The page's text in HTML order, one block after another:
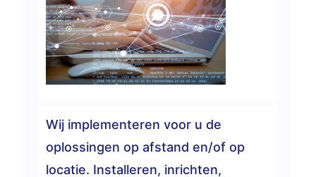
Wij implementeren voor u de
oplossingen op afstand en/of op
locatie. Installeren, inrichten,